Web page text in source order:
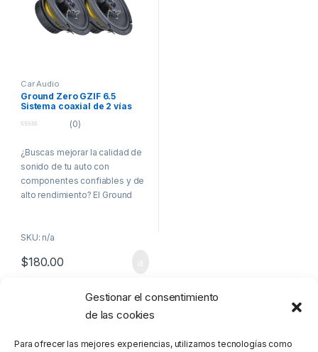
Gestionar el consentimiento
de las cookies
Para ofrecer las mejores experiencias, utilizamos tecnologías como
Car Audio
Ground Zero GZIF 6.5
Sistema coaxial de 2 vías
u
o
f
5
(0)
¿Buscas mejorar la calidad de
sonido de tu auto con
componentes confiables y de
alto rendimiento? El Ground
mm (6.50 pulgadas) y
sistema coaxial entrega un
equilibrado en cada rincón de
Mylar de 13 mm, ofrece una
SKU: n/a
$180.00
Mostrando el único resultado